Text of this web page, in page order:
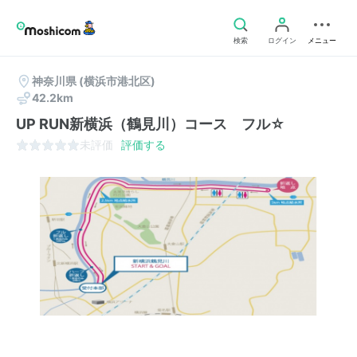
検索 ログイン メニュー
神奈川県 (横浜市港北区)
42.2km
UP RUN新横浜（鶴見川）コース フル☆
未評価 評価する